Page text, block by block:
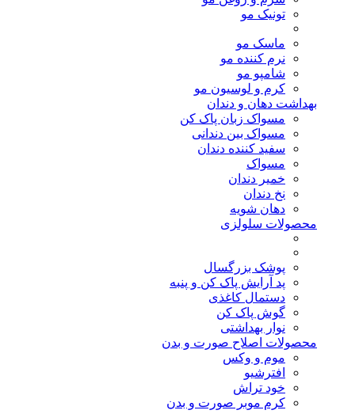
تونیک مو
ماسک مو
نرم کننده مو
شامپو مو
کرم و لوسیون مو
بهداشت دهان و دندان
مسواک زبان پاک کن
مسواک بین دندانی
سفید کننده دندان
مسواک
خمیر دندان
نخ دندان
دهان شویه
محصولات سلولزی
پوشک بزرگسال
پد آرایش پاک کن و پنبه
دستمال کاغذی
گوش پاک کن
نوار بهداشتی
محصولات اصلاح صورت و بدن
موم و وکس
افترشیو
خود تراش
کرم موبر صورت و بدن